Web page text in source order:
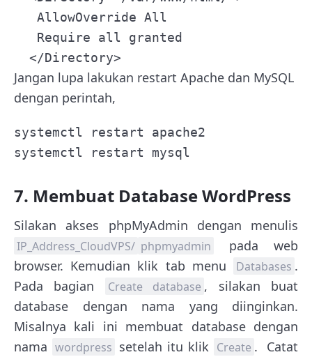
   AllowOverride All
   Require all granted
  </Directory>
Jangan lupa lakukan restart Apache dan MySQL
dengan perintah,
systemctl restart apache2
systemctl restart mysql
7. Membuat Database WordPress
Silakan akses phpMyAdmin dengan menulis
IP_Address_CloudVPS/ phpmyadmin
pada web
browser. Kemudian klik tab menu
Databases .
Pada bagian
Create database , silakan buat
database dengan nama yang diinginkan.
Misalnya kali ini membuat database dengan
nama wordpress setelah itu klik Create . Catat